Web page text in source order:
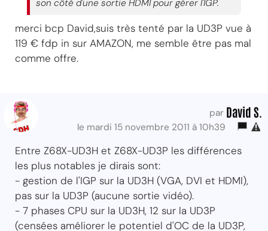
son côté d'une sortie HDMI pour gérer l'IGP.
merci bcp David,suis très tenté par la UD3P vue à
119 € fdp in sur AMAZON, me semble être pas mal
comme offre.
par David S.
le mardi 15 novembre 2011 à 10h39
Entre Z68X-UD3H et Z68X-UD3P les différences
les plus notables je dirais sont:
- gestion de l'IGP sur la UD3H (VGA, DVI et HDMI),
pas sur la UD3P (aucune sortie vidéo).
- 7 phases CPU sur la UD3H, 12 sur la UD3P
(censées améliorer le potentiel d'OC de la UD3P,